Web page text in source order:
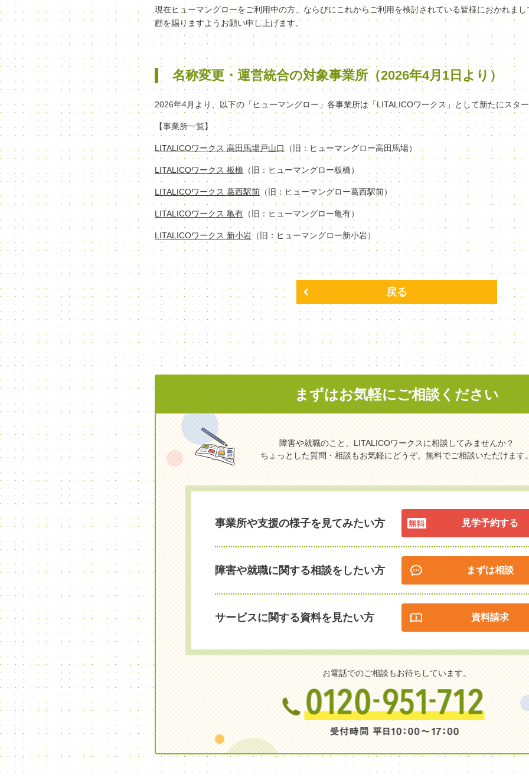
現在ヒューマングローをご利用中の方、ならびにこれからご利用を検討されている皆様におかれま
顧を賜りますようお願い申し上げます。
名称変更・運営統合の対象事業所（2026年4月1日より）
2026年4月より、以下の「ヒューマングロー」各事業所は「LITALICOワークス」として新たにスタ
【事業所一覧】
LITALICOワークス 高田馬場戸山口 （旧：ヒューマングロー高田馬場）
LITALICOワークス 板橋 （旧：ヒューマングロー板橋）
LITALICOワークス 葛西駅前（旧：ヒューマングロー葛西駅前）
LITALICOワークス 亀有 （旧：ヒューマングロー亀有）
LITALICOワークス 新小岩（旧：ヒューマングロー新小岩）
戻る
まずはお気軽にご相談ください
障害や就職のこと、LITALICOワークスに相談してみませんか？
ちょっとした質問・相談もお気軽にどうぞ。無料でご相談いただけます
事業所や支援の様子を見てみたい方 見学予約する
障害や就職に関する相談をしたい方 まずは相談
サービスに関する資料を見たい方 資料請求
お電話でのご相談もお待ちしています。